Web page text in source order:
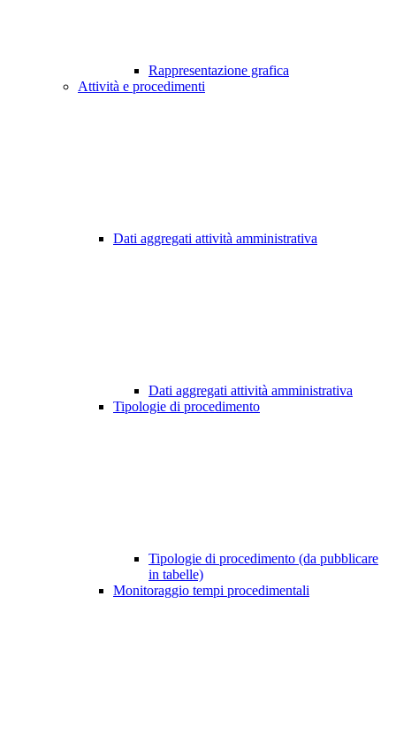
Rappresentazione grafica
Attività e procedimenti
Dati aggregati attività amministrativa
Dati aggregati attività amministrativa
Tipologie di procedimento
Tipologie di procedimento (da pubblicare
in tabelle)
Monitoraggio tempi procedimentali